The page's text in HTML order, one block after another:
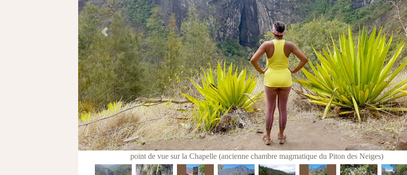
Previous
point de vue sur la Chapelle (ancienne chambre magmatique du Piton des Neiges)